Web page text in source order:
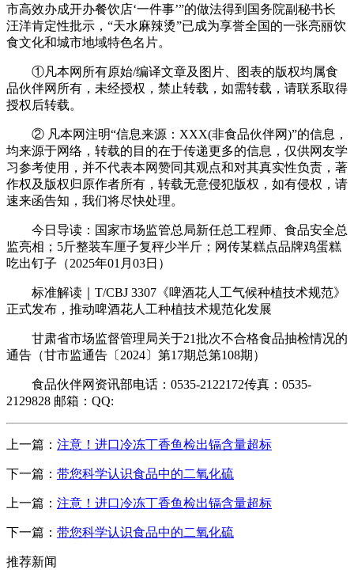
市高效办成开办餐饮店‘一件事’”的做法得到国务院副秘书长
汪洋肯定性批示，“天水麻辣烫”已成为享誉全国的一张亮丽饮
食文化和城市地域特色名片。
①凡本网所有原始/编译文章及图片、图表的版权均属食
品伙伴网所有，未经授权，禁止转载，如需转载，请联系取得
授权后转载。
② 凡本网注明“信息来源：XXX(非食品伙伴网)”的信息，
均来源于网络，转载的目的在于传递更多的信息，仅供网友学
习参考使用，并不代表本网赞同其观点和对其真实性负责，著
作权及版权归原作者所有，转载无意侵犯版权，如有侵权，请
速来函告知，我们将尽快处理。
今日导读：国家市场监管总局新任总工程师、食品安全总
监亮相；5斤整装车厘子复秤少半斤；网传某糕点品牌鸡蛋糕
吃出钉子（2025年01月03日）
标准解读｜T/CBJ 3307《啤酒花人工气候种植技术规范》
正式发布，推动啤酒花人工种植技术规范化发展
甘肃省市场监督管理局关于21批次不合格食品抽检情况的
通告（甘市监通告〔2024〕第17期总第108期）
食品伙伴网资讯部电话：0535-2122172传真：0535-
2129828 邮箱：QQ:
上一篇： 注意！进口冷冻丁香鱼检出镉含量超标
下一篇： 带您科学认识食品中的二氧化硫
上一篇： 注意！进口冷冻丁香鱼检出镉含量超标
下一篇： 带您科学认识食品中的二氧化硫
推荐新闻